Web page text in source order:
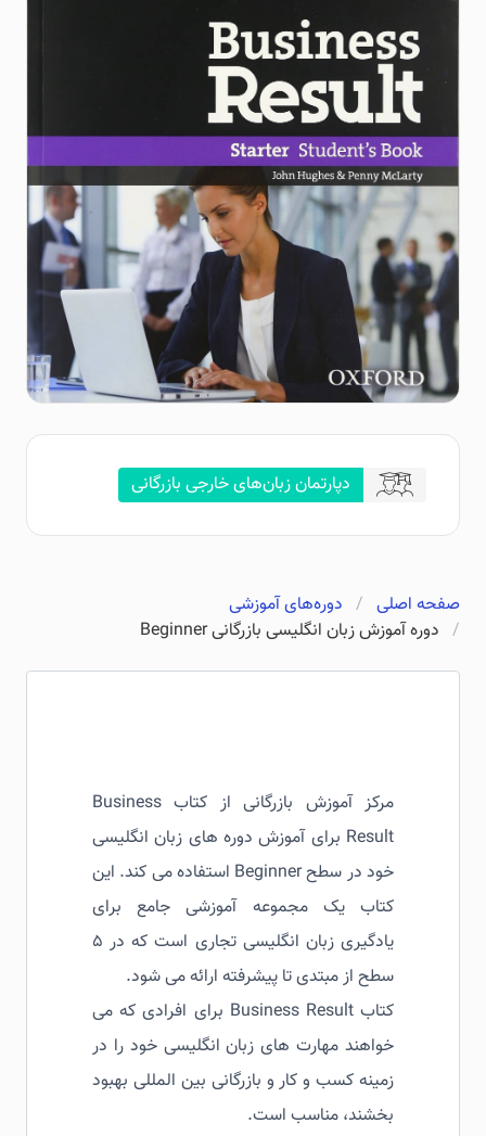
دپارتمان زبان‌های خارجی بازرگانی
صفحه اصلی
دوره‌های آموزشی
دوره آموزش زبان انگلیسی بازرگانی Beginner
مرکز آموزش بازرگانی از کتاب Business
Result برای آموزش دوره های زبان انگلیسی
خود در سطح Beginner استفاده می کند. این
کتاب یک مجموعه آموزشی جامع برای
یادگیری زبان انگلیسی تجاری است که در ۵
سطح از مبتدی تا پیشرفته ارائه می شود.
کتاب Business Result برای افرادی که می
خواهند مهارت های زبان انگلیسی خود را در
زمینه کسب و کار و بازرگانی بین المللی بهبود
بخشند، مناسب است.